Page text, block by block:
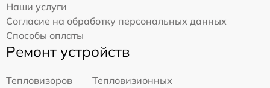
Наши услуги
Согласие на обработку персональных данных
Способы оплаты
Ремонт устройств
Тепловизоров
Тепловизионных